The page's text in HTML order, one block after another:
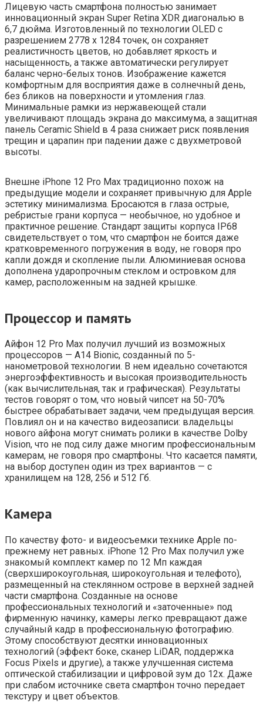
Лицевую часть смартфона полностью занимает
инновационный экран Super Retina XDR диагональю в
6,7 дюйма. Изготовленный по технологии OLED с
разрешением 2778 x 1284 точек, он сохраняет
реалистичность цветов, но добавляет яркость и
насыщенность, а также автоматически регулирует
баланс черно-белых тонов. Изображение кажется
комфортным для восприятия даже в солнечный день,
без бликов на поверхности и утомления глаз.
Минимальные рамки из нержавеющей стали
увеличивают площадь экрана до максимума, а защитная
панель Ceramic Shield в 4 раза снижает риск появления
трещин и царапин при падении даже с двухметровой
высоты.
Внешне iPhone 12 Pro Max традиционно похож на
предыдущие модели и сохраняет привычную для Apple
эстетику минимализма. Бросаются в глаза острые,
ребристые грани корпуса — необычное, но удобное и
практичное решение. Стандарт защиты корпуса IP68
свидетельствует о том, что смартфон не боится даже
кратковременного погружения в воду, не говоря про
капли дождя и скопление пыли. Алюминиевая основа
дополнена ударопрочным стеклом и островком для
камер, расположенным на задней крышке.
Процессор и память
Айфон 12 Pro Max получил лучший из возможных
процессоров — A14 Bionic, созданный по 5-
нанометровой технологии. В нем идеально сочетаются
энергоэффективность и высокая производительность
(как вычислительная, так и графическая). Результаты
тестов говорят о том, что новый чипсет на 50-70%
быстрее обрабатывает задачи, чем предыдущая версия.
Повлиял он и на качество видеозаписи: владельцы
нового айфона могут снимать ролики в качестве Dolby
Vision, что не под силу даже многим профессиональным
камерам, не говоря про смартфоны. Что касается памяти,
на выбор доступен один из трех вариантов — с
хранилищем на 128, 256 и 512 Гб.
Камера
По качеству фото- и видеосъемки технике Apple по-
прежнему нет равных. iPhone 12 Pro Max получил уже
знакомый комплект камер по 12 Мп каждая
(сверхширокоугольная, широкоугольная и телефото),
размещенный на стеклянном острове в верхней задней
части смартфона. Созданные на основе
профессиональных технологий и «заточенные» под
фирменную начинку, камеры легко превращают даже
случайный кадр в профессиональную фотографию.
Этому способствуют десятки инновационных
технологий (эффект боке, сканер LiDAR, поддержка
Focus Pixels и другие), а также улучшенная система
оптической стабилизации и цифровой зум до 12x. Даже
при слабом источнике света смартфон точно передает
текстуру и цвет объектов.